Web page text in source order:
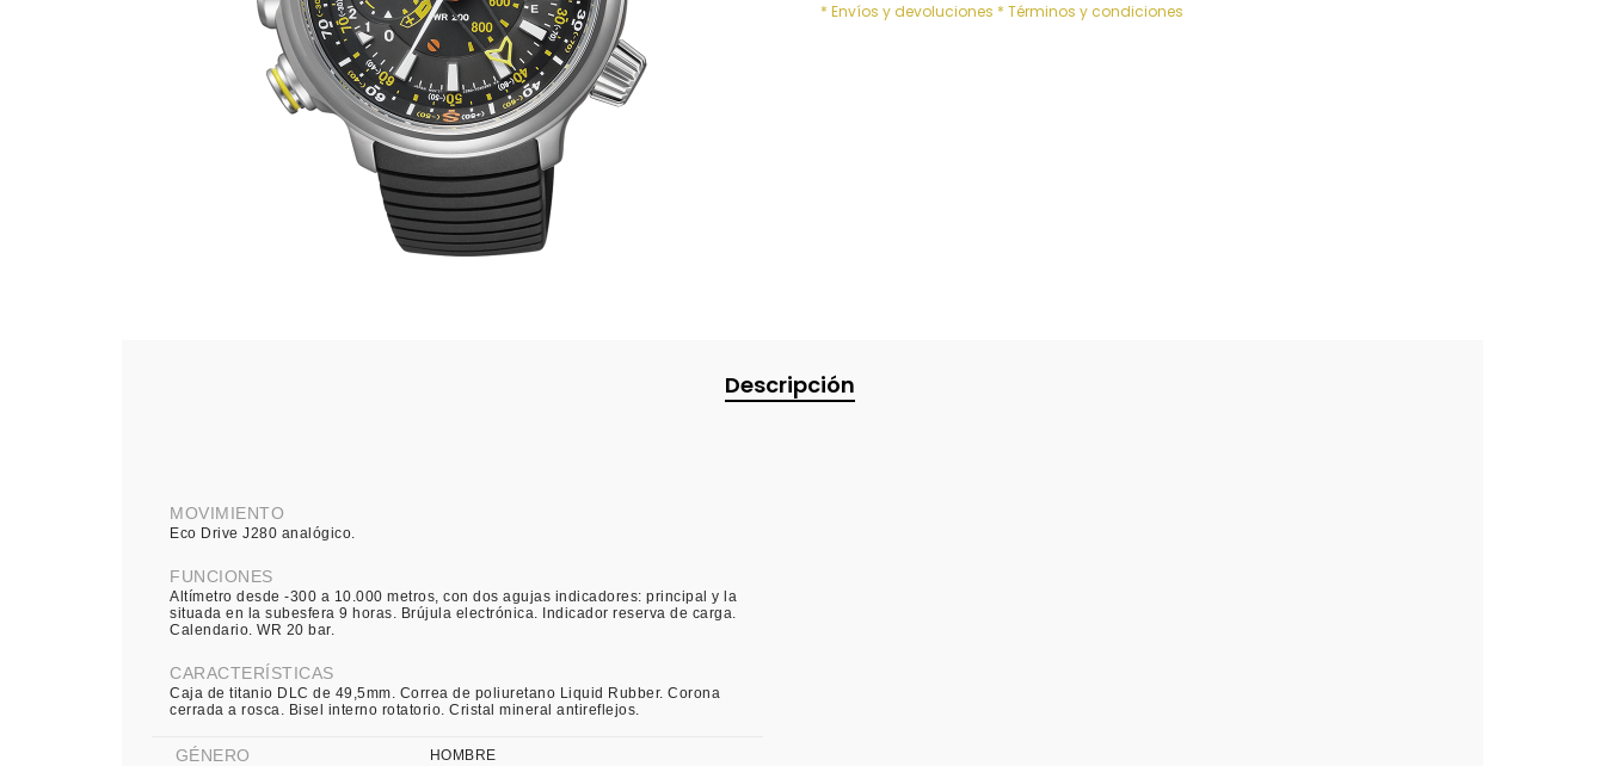
* Envíos y devoluciones * Términos y condiciones
Descripción
MOVIMIENTO
Eco Drive J280 analógico.
FUNCIONES
Altímetro desde -300 a 10.000 metros, con dos agujas indicadores: principal y la
situada en la subesfera 9 horas. Brújula electrónica. Indicador reserva de carga.
Calendario. WR 20 bar.
CARACTERÍSTICAS
Caja de titanio DLC de 49,5mm. Correa de poliuretano Liquid Rubber. Corona
cerrada a rosca. Bisel interno rotatorio. Cristal mineral antireflejos.
GÉNERO HOMBRE